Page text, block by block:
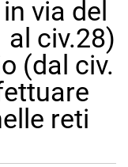
via del
al civ.28)
(dal civ.
reti